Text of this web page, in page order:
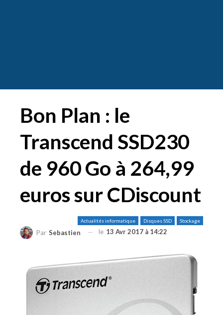
Bon Plan : le
Transcend SSD230
de 960 Go à 264,99
euros sur CDiscount
Actualités informatique Disques SSD Stockage
Par Sebastien le 13 Avr 2017 à 14:22